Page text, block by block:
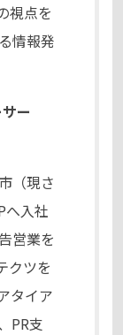
視点を
情報発
ー
（現さ
へ入社
営業を
クツを
タイア
PR支